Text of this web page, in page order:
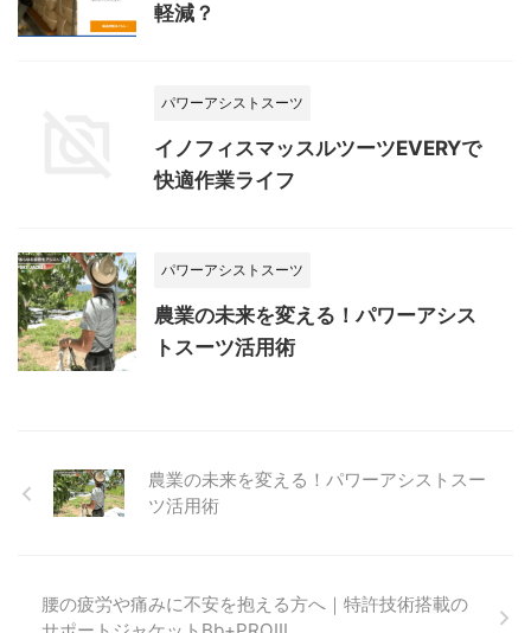
軽減？
パワーアシストスーツ
イノフィスマッスルツーツEVERYで
快適作業ライフ
パワーアシストスーツ
農業の未来を変える！パワーアシス
トスーツ活用術
農業の未来を変える！パワーアシストスー
ツ活用術
腰の疲労や痛みに不安を抱える方へ｜特許技術搭載の